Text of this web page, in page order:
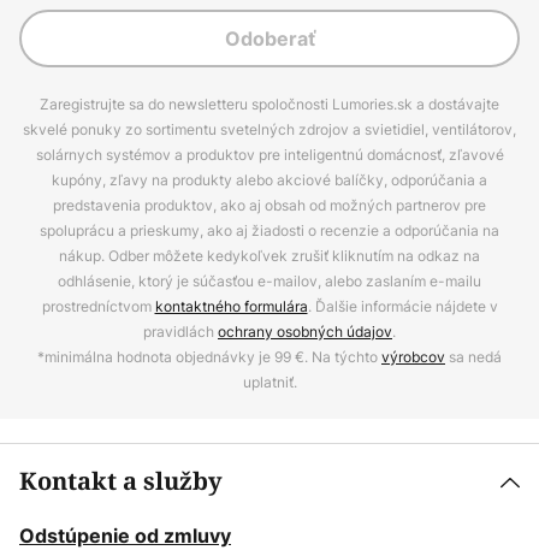
Odoberať
Zaregistrujte sa do newsletteru spoločnosti Lumories.sk a dostávajte
skvelé ponuky zo sortimentu svetelných zdrojov a svietidiel, ventilátorov,
solárnych systémov a produktov pre inteligentnú domácnosť, zľavové
kupóny, zľavy na produkty alebo akciové balíčky, odporúčania a
predstavenia produktov, ako aj obsah od možných partnerov pre
spoluprácu a prieskumy, ako aj žiadosti o recenzie a odporúčania na
nákup. Odber môžete kedykoľvek zrušiť kliknutím na odkaz na
odhlásenie, ktorý je súčasťou e-mailov, alebo zaslaním e-mailu
prostredníctvom kontaktného formulára. Ďalšie informácie nájdete v
pravidlách ochrany osobných údajov.
*minimálna hodnota objednávky je 99 €. Na týchtovýrobcov sa nedá
uplatniť.
Kontakt a služby
Odstúpenie od zmluvy